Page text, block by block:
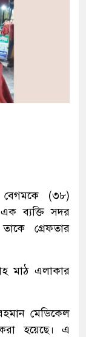
বেগমকে (৩৮)
ব্যক্তি সদর
গ্রেফতার
মাঠ এলাকার
মেডিকেল
হয়েছে। এ